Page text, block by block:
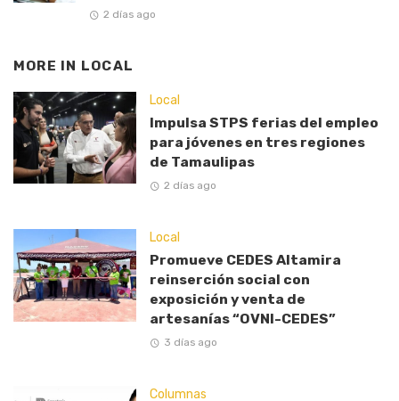
2 días ago
MORE IN LOCAL
Local
Impulsa STPS ferias del empleo
para jóvenes en tres regiones
de Tamaulipas
2 días ago
Local
Promueve CEDES Altamira
reinserción social con
exposición y venta de
artesanías “OVNI-CEDES”
3 días ago
Columnas